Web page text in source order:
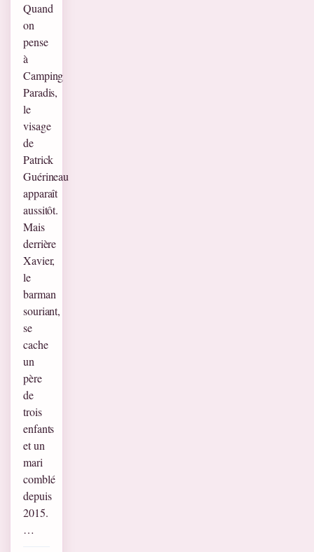
Quand
on
pense
à
Camping
Paradis,
le
visage
de
Patrick
Guérineau
apparaît
aussitôt.
Mais
derrière
Xavier,
le
barman
souriant,
se
cache
un
père
de
trois
enfants
et un
mari
comblé
depuis
2015.
…